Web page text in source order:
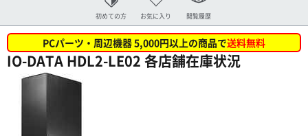
初めての方 お気に入り 閲覧履歴
PCパーツ・周辺機器 5,000円以上の商品で送料無料
IO-DATA HDL2-LE02 各店舗在庫状況